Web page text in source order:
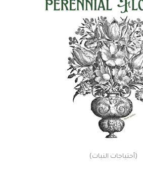
(أحتياجات النبات)